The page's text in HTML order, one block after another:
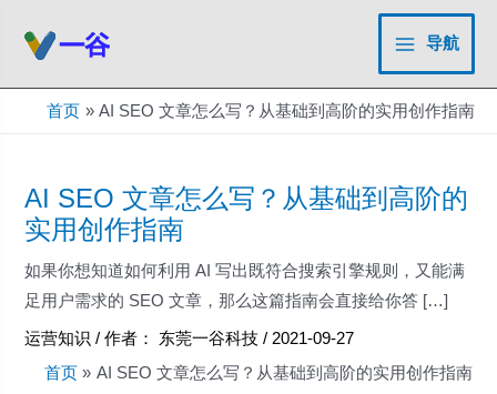
Main
Menu
导航
首页 AI SEO 文章怎么写？从基础到高阶的实用创作指南
AI SEO 文章怎么写？从基础到高阶的
实用创作指南
如果你想知道如何利用 AI 写出既符合搜索引擎规则，又能满
足用户需求的 SEO 文章，那么这篇指南会直接给你答 […]
运营知识 / 作者： 东莞一谷科技/ 2021-09-27
首页
AI SEO 文章怎么写？从基础到高阶的实用创作指南